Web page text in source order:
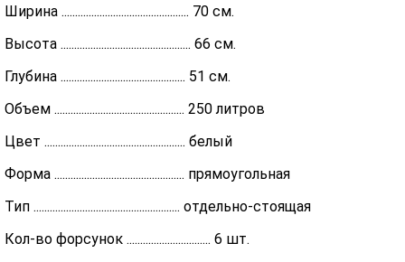
Ширина ............................................... 70 см.
Высота ................................................ 66 см.
Глубина .............................................. 51 см.
Объем ................................................ 250 литров
Цвет .................................................... белый
Форма ................................................ прямоугольная
Тип ...................................................... отдельно-стоящая
Кол-во форсунок ............................... 6 шт.